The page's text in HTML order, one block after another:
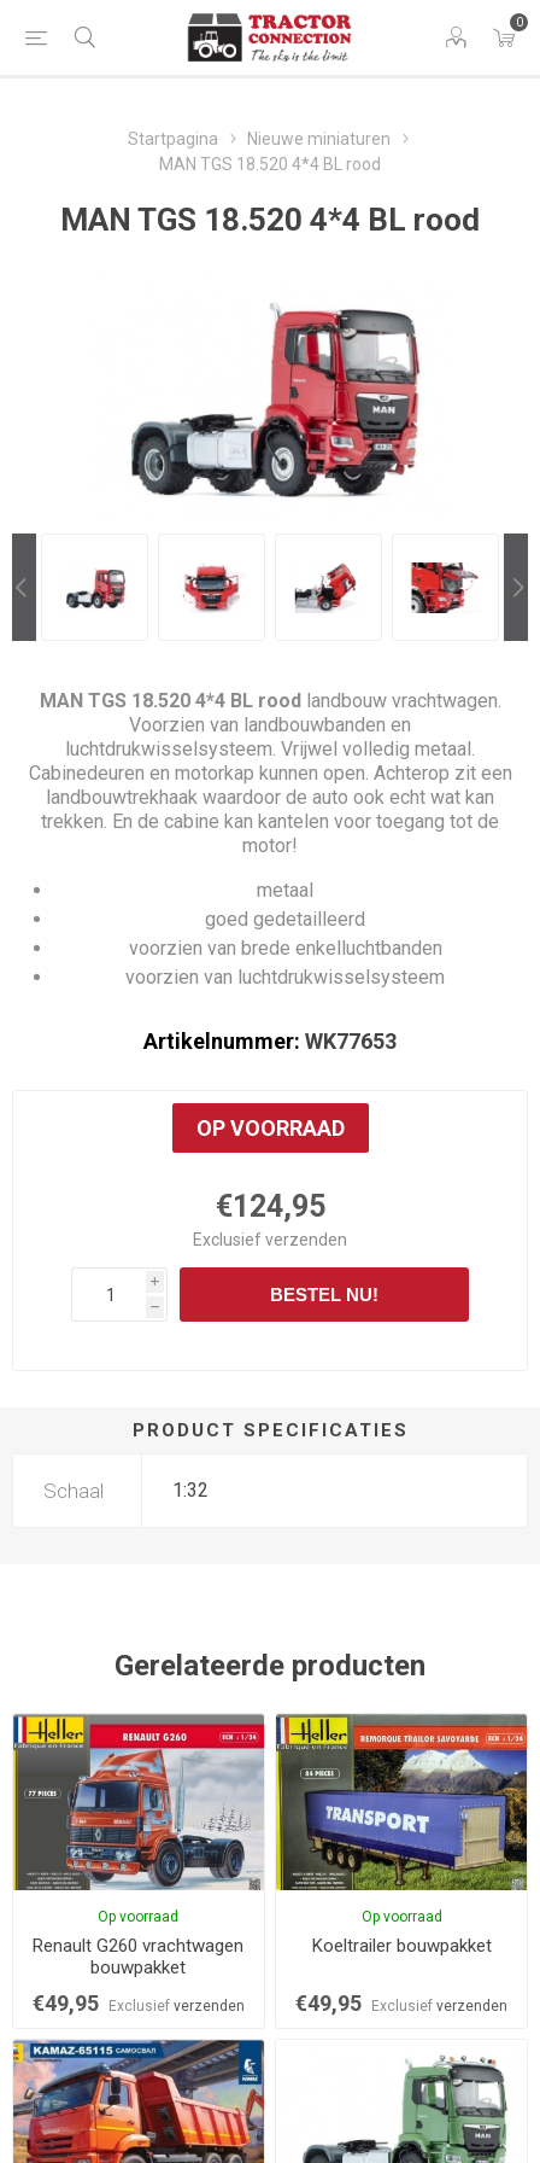
0
Startpagina
Nieuwe miniaturen
MAN TGS 18.520 4*4 BL rood
MAN TGS 18.520 4*4 BL rood
MAN TGS 18.520 4*4 BL rood landbouw vrachtwagen.
Voorzien van landbouwbanden en
luchtdrukwisselsysteem. Vrijwel volledig metaal.
Cabinedeuren en motorkap kunnen open. Achterop zit een
landbouwtrekhaak waardoor de auto ook echt wat kan
trekken. En de cabine kan kantelen voor toegang tot de
motor!
metaal
goed gedetailleerd
voorzien van brede enkelluchtbanden
voorzien van luchtdrukwisselsysteem
Artikelnummer: WK77653
OP VOORRAAD
€124,95
Exclusiefverzenden
i
h
BESTEL NU!
PRODUCT SPECIFICATIES
Schaal 1:32
Gerelateerde producten
Op voorraad
Renault G260 vrachtwagen
bouwpakket
€49,95 Exclusief verzenden
Op voorraad
Koeltrailer bouwpakket
€49,95 Exclusiefverzenden